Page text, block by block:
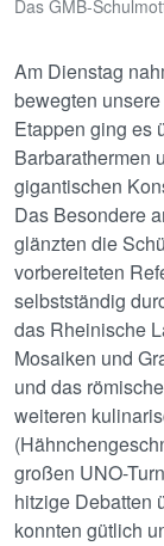
Das GMB-
Am Dienstag
bewegten
Etappen ging es
Barbarathermen
gigantischen
Das Besondere
glänzten die
vorbereiteten
selbstständig
das Rheinische
Mosaiken und
und das
weiteren
großen UNO-
hitzige Debatten
konnten gütlich